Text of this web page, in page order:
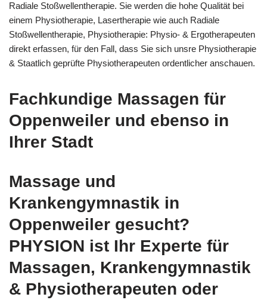
Radiale Stoßwellentherapie. Sie werden die hohe Qualität bei
einem Physiotherapie, Lasertherapie wie auch Radiale
Stoßwellentherapie, Physiotherapie: Physio- & Ergotherapeuten
direkt erfassen, für den Fall, dass Sie sich unsre Physiotherapie
& Staatlich geprüfte Physiotherapeuten ordentlicher anschauen.
Fachkundige Massagen für
Oppenweiler und ebenso in
Ihrer Stadt
Massage und
Krankengymnastik in
Oppenweiler gesucht?
PHYSION ist Ihr Experte für
Massagen, Krankengymnastik
& Physiotherapeuten oder